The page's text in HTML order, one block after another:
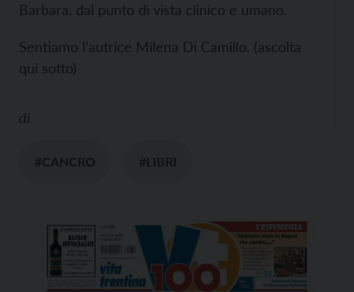
Barbara, dal punto di vista clinico e umano.
Sentiamo l’autrice Milena Di Camillo. (ascolta
qui sotto)
di
#CANCRO #LIBRI